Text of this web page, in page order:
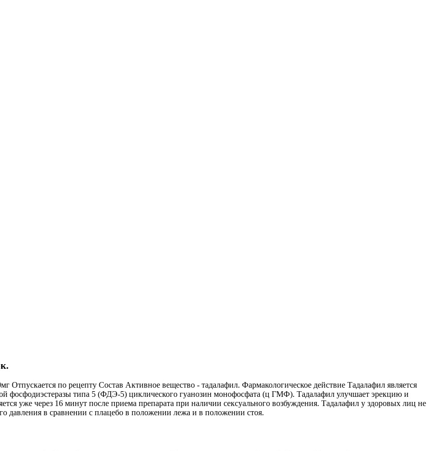
по рецепту Состав Активное вещество - тадалафил. Фармакологическое действие Тадалафил является
фосфодиэстеразы типа 5 (ФДЭ-5) циклического гуанозин монофосфата (ц ГМФ). Тадалафил улучшает эрекцию и
уже через 16 минут после приема препарата при наличии сексуального возбуждения. Тадалафил у здоровых лиц не
давления в сравнении с плацебо в положении лежа и в положении стоя.